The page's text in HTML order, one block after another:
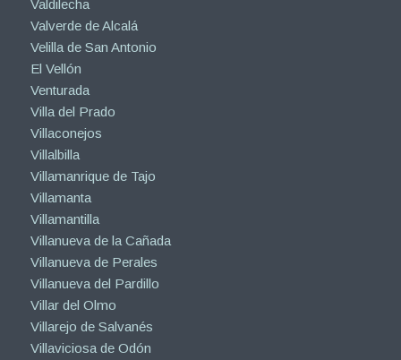
Valdilecha
Valverde de Alcalá
Velilla de San Antonio
El Vellón
Venturada
Villa del Prado
Villaconejos
Villalbilla
Villamanrique de Tajo
Villamanta
Villamantilla
Villanueva de la Cañada
Villanueva de Perales
Villanueva del Pardillo
Villar del Olmo
Villarejo de Salvanés
Villaviciosa de Odón